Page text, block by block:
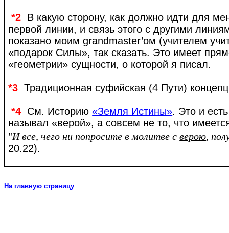
*2 В какую сторону, как должно идти для
первой линии, и связь этого с другими
показано моим grandmaster’ом (учителем
«подарок Силы», так сказать. Это имеет
«геометрии» сущности, о которой я писал.
*3 Традиционная суфийская (4 Пути)
*4 См. Историю «Земля Истины». Это и
называл «верой», а совсем не то, что
"И все, чего ни попросите в молитве сверою,
20.22).
На главную страницу